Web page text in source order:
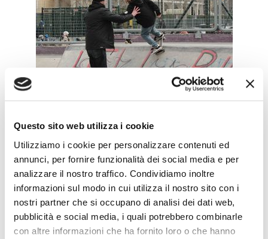
Questo sito web utilizza i cookie
Utilizziamo i cookie per personalizzare contenuti ed
annunci, per fornire funzionalità dei social media e per
analizzare il nostro traffico. Condividiamo inoltre
informazioni sul modo in cui utilizza il nostro sito con i
nostri partner che si occupano di analisi dei dati web,
pubblicità e social media, i quali potrebbero combinarle
con altre informazioni che ha fornito loro o che hanno